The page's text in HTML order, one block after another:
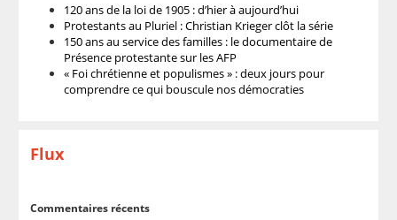
120 ans de la loi de 1905 : d’hier à aujourd’hui
Protestants au Pluriel : Christian Krieger clôt la série
150 ans au service des familles : le documentaire de
Présence protestante sur les AFP
« Foi chrétienne et populismes » : deux jours pour
comprendre ce qui bouscule nos démocraties
Flux
Commentaires récents